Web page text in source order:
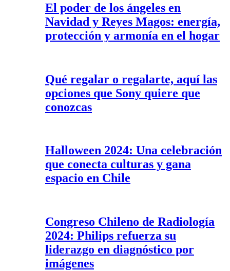
El poder de los ángeles en
Navidad y Reyes Magos: energía,
protección y armonía en el hogar
Qué regalar o regalarte, aquí las
opciones que Sony quiere que
conozcas
Halloween 2024: Una celebración
que conecta culturas y gana
espacio en Chile
Congreso Chileno de Radiología
2024: Philips refuerza su
liderazgo en diagnóstico por
imágenes